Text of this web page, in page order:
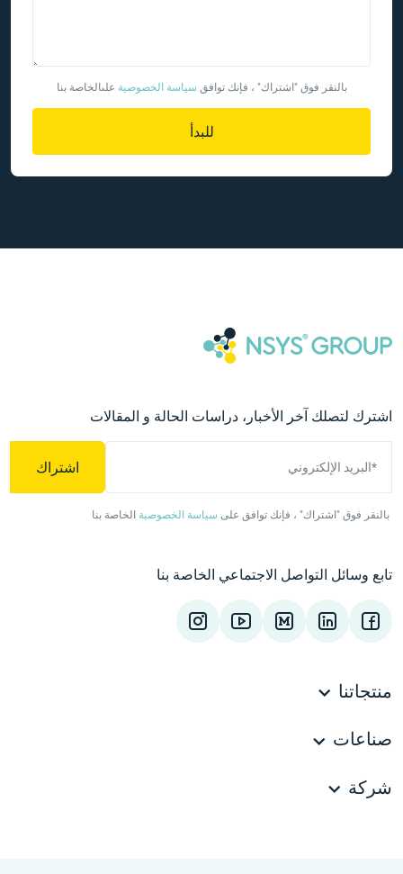
بالنقر فوق "اشتراك" ، فإنك توافق سياسة الخصوصية علىالخاصة بنا
للبدأ
اشترك لتصلك آخر الأخبار، دراسات الحالة و المقالات
*البريد الإلكتروني اشتراك
بالنقر فوق "اشتراك" ، فإنك توافق على سياسة الخصوصية الخاصة بنا
تابع وسائل التواصل الاجتماعي الخاصة بنا
منتجاتنا
صناعات
شركة